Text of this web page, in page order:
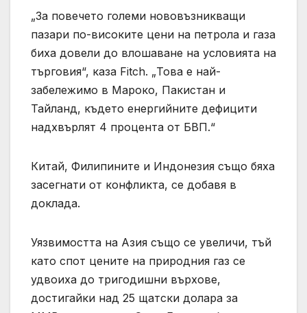
„За повечето големи нововъзникващи
пазари по-високите цени на петрола и газа
биха довели до влошаване на условията на
търговия“, каза Fitch. „Това е най-
забележимо в Мароко, Пакистан и
Тайланд, където енергийните дефицити
надхвърлят 4 процента от БВП.“
Китай, Филипините и Индонезия също бяха
засегнати от конфликта, се добавя в
доклада.
Уязвимостта на Азия също се увеличи, тъй
като спот цените на природния газ се
удвоиха до тригодишни върхове,
достигайки над 25 щатски долара за